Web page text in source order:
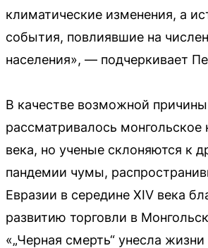
климатические изменения, а
события, повлиявшие на
населения», — подчеркивает
В качестве возможной причины
рассматривалось монгольское
века, но ученые склоняются к
пандемии чумы,
Евразии в середине XIV века
развитию торговли в
«„Черная смерть“ унесла